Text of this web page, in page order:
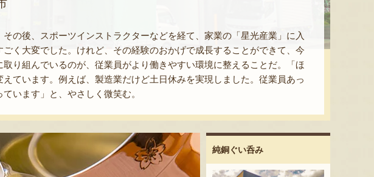
の後、スポーツインストラクターなどを経て、家業の「星光産業」に入
く大変でした。けれど、その経験のおかげで成長することができて、今
り組んでいるのが、従業員がより働きやすい環境に整えることだ。「ほ
ています。例えば、製造業だけど土日休みを実現しました。従業員あっ
います」と、やさしく微笑む。
純銅ぐい呑み